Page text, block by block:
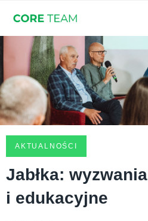
AKTUALNOŚCI
Jabłka:
i edukacyjne